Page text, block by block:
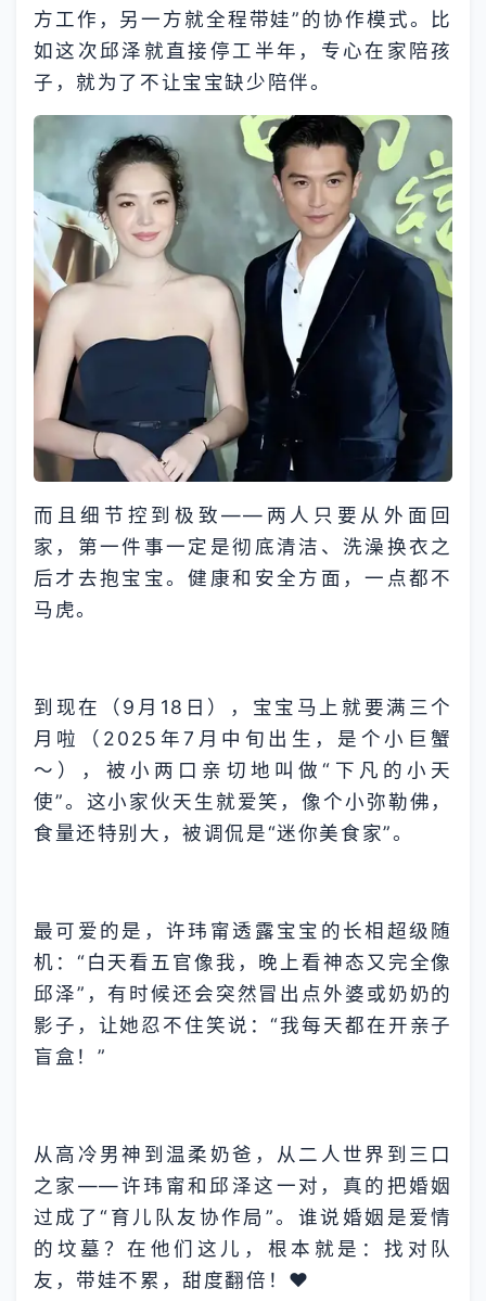
方工作，另一方就全程带娃”的协作模式。比
如这次邱泽就直接停工半年，专心在家陪孩
子，就为了不让宝宝缺少陪伴。
而且细节控到极致——两人只要从外面回
家，第一件事一定是彻底清洁、洗澡换衣之
后才去抱宝宝。健康和安全方面，一点都不
马虎。
到现在（9月18日），宝宝马上就要满三个
月啦（2025年7月中旬出生，是个小巨蟹
～），被小两口亲切地叫做“下凡的小天
使”。这小家伙天生就爱笑，像个小弥勒佛，
食量还特别大，被调侃是“迷你美食家”。
最可爱的是，许玮甯透露宝宝的长相超级随
机：“白天看五官像我，晚上看神态又完全像
邱泽”，有时候还会突然冒出点外婆或奶奶的
影子，让她忍不住笑说：“我每天都在开亲子
盲盒！”
从高冷男神到温柔奶爸，从二人世界到三口
之家——许玮甯和邱泽这一对，真的把婚姻
过成了“育儿队友协作局”。谁说婚姻是爱情
的坟墓？在他们这儿，根本就是：找对队
友，带娃不累，甜度翻倍！❤️